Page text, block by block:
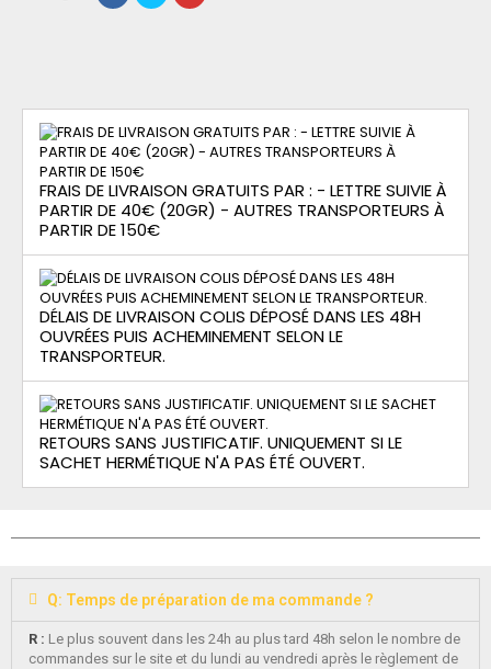
FRAIS DE LIVRAISON GRATUITS PAR : - LETTRE SUIVIE À
PARTIR DE 40€ (20GR) - AUTRES TRANSPORTEURS À
PARTIR DE 150€
DÉLAIS DE LIVRAISON COLIS DÉPOSÉ DANS LES 48H
OUVRÉES PUIS ACHEMINEMENT SELON LE
TRANSPORTEUR.
RETOURS SANS JUSTIFICATIF. UNIQUEMENT SI LE
SACHET HERMÉTIQUE N'A PAS ÉTÉ OUVERT.
Q: Temps de préparation de ma commande ?
R : Le plus souvent dans les 24h au plus tard 48h selon le nombre de
commandes sur le site et du lundi au vendredi après le règlement de